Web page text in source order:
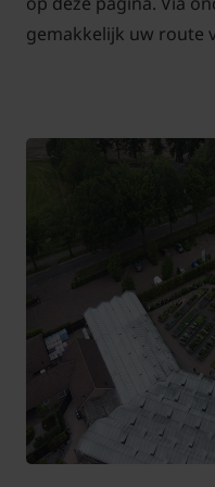
gemakkelijk uw route